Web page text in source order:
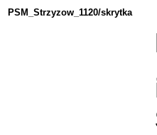
PSM_Strzyzow_1120/skrytka